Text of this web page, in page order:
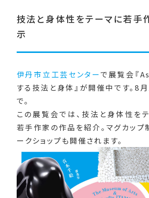
技法と身体性をテーマに若手
示
伊丹市立工芸センターで展覧会『
する技法と身体』が開催中です。8
で。
この展覧会では、技法と身体性を
若手作家の作品を紹介。マグカップ
ークショップも開催されます。